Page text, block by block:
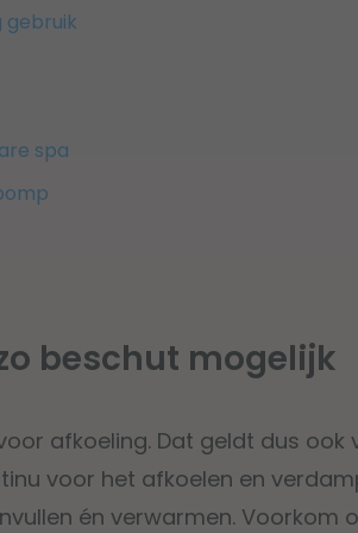
gebruik
spa
beschut mogelijk
afkoeling. Dat geldt dus ook
voor het afkoelen en
én verwarmen. Voorkom